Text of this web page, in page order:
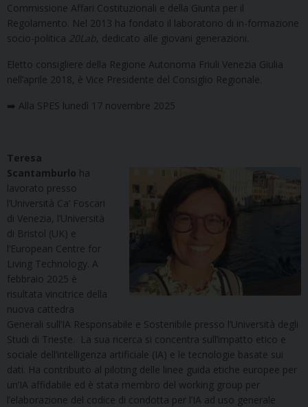
Commissione Affari Costituzionali e della Giunta per il
Regolamento. Nel 2013 ha fondato il laboratorio di in-formazione
socio-politica 20Lab , dedicato alle giovani generazioni.
Eletto consigliere della Regione Autonoma Friuli Venezia Giulia
nell’aprile 2018, è Vice Presidente del Consiglio Regionale.
➡️ Alla SPES lunedì 17 novembre 2025
Teresa
Scantamburlo ha
lavorato presso
l’Università Ca’ Foscari
di Venezia, l’Università
di Bristol (UK) e
l’European Centre for
Living Technology. A
febbraio 2025 è
risultata vincitrice della
nuova cattedra
Generali sull’IA Responsabile e Sostenibile presso l’Università degli
Studi di Trieste. La sua ricerca si concentra sull’impatto etico e
sociale dell’intelligenza artificiale (IA) e le tecnologie basate sui
dati. Ha contribuito al piloting delle linee guida etiche europee per
un’IA affidabile ed è stata membro del working group per
l’elaborazione del codice di condotta per l’IA ad uso generale